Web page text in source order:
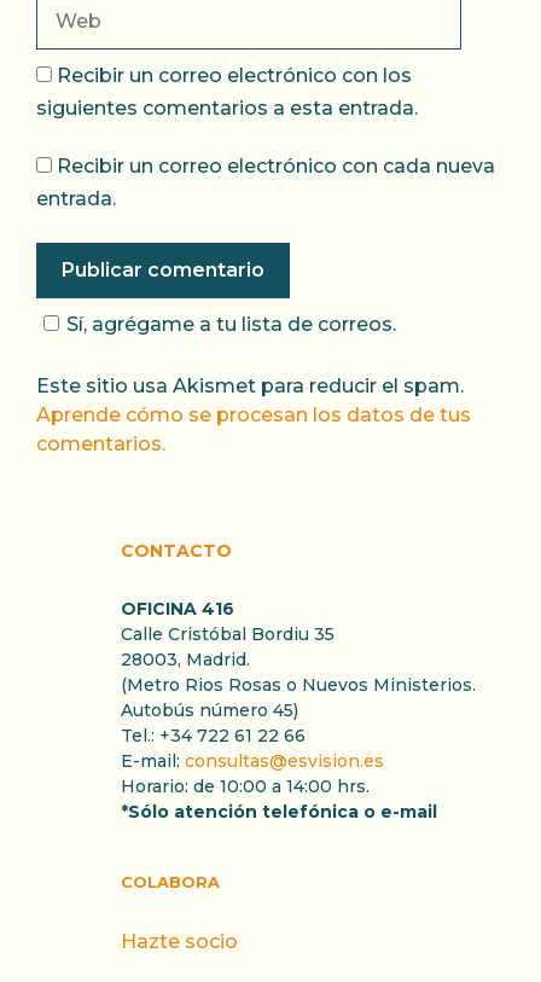
Recibir un correo electrónico con los
siguientes comentarios a esta entrada.
Recibir un correo electrónico con cada nueva
entrada.
Sí, agrégame a tu lista de correos.
Este sitio usa Akismet para reducir el spam.
Aprende cómo se procesan los datos de tus
comentarios.
CONTACTO
OFICINA 416
Calle Cristóbal Bordiu 35
28003, Madrid.
(Metro Rios Rosas o Nuevos Ministerios.
Autobús número 45)
Tel.: +34 722 61 22 66
E-mail: consultas@esvision.es
Horario: de 10:00 a 14:00 hrs.
*Sólo atención telefónica o e-mail
COLABORA
Hazte socio